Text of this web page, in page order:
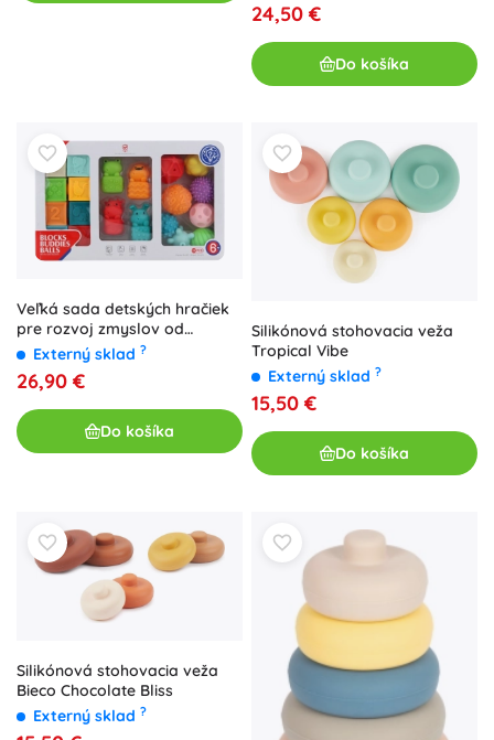
24,50 €
Do košíka
Veľká sada detských hračiek
pre rozvoj zmyslov od
Huanger
Externý sklad ?
26,90 €
Do košíka
Silikónová stohovacia veža
Tropical Vibe
Externý sklad ?
15,50 €
Do košíka
Silikónová stohovacia veža
Bieco Chocolate Bliss
Externý sklad ?